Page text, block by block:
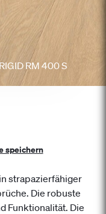
RM 400 S
speichern
strapazierfähiger
Die robuste
Funktionalität. Die